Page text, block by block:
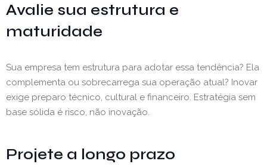
Avalie sua estrutura e
maturidade
Sua empresa tem estrutura para adotar essa tendência? Ela
complementa ou sobrecarrega sua operação atual? Inovar
exige preparo técnico, cultural e financeiro. Estratégia sem
base sólida é risco, não inovação.
Projete a longo prazo